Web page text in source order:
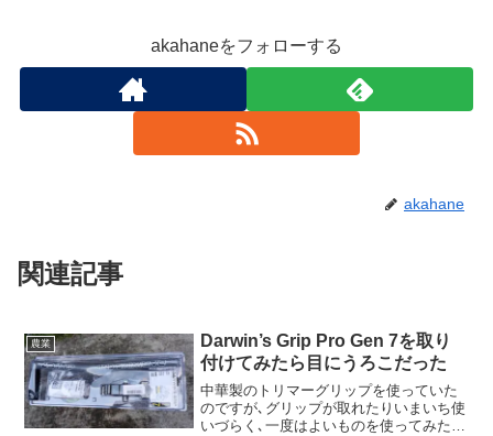
akahaneをフォローする
akahane
関連記事
農業
Darwin’s Grip Pro Gen 7を取り
付けてみたら目にうろこだった
中華製のトリマーグリップを使っていた
のですが､グリップが取れたりいまいち使
いづらく､一度はよいものを使ってみたい